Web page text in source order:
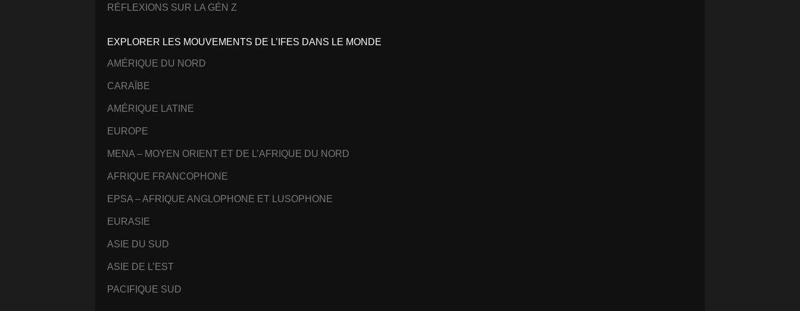
RÉFLEXIONS SUR LA GÉN Z
EXPLORER LES MOUVEMENTS DE L’IFES DANS LE MONDE
AMÉRIQUE DU NORD
CARAÏBE
AMÉRIQUE LATINE
EUROPE
MENA – MOYEN ORIENT ET DE L’AFRIQUE DU NORD
AFRIQUE FRANCOPHONE
EPSA – AFRIQUE ANGLOPHONE ET LUSOPHONE
EURASIE
ASIE DU SUD
ASIE DE L’EST
PACIFIQUE SUD